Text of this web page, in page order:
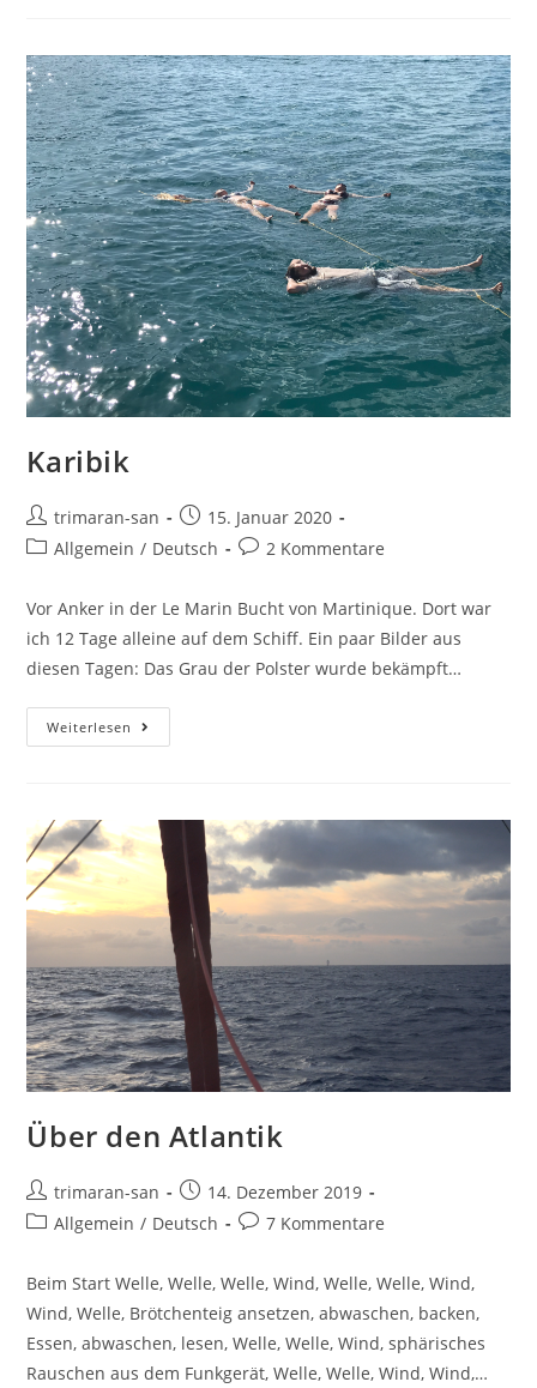
Karibik
trimaran-san
15. Januar 2020
Allgemein / Deutsch 2 Kommentare
Vor Anker in der Le Marin Bucht von Martinique. Dort war
ich 12 Tage alleine auf dem Schiff. Ein paar Bilder aus
diesen Tagen: Das Grau der Polster wurde bekämpft…
Weiterlesen
Über den Atlantik
trimaran-san
14. Dezember 2019
Allgemein / Deutsch 7 Kommentare
Beim Start Welle, Welle, Welle, Wind, Welle, Welle, Wind,
Wind, Welle, Brötchenteig ansetzen, abwaschen, backen,
Essen, abwaschen, lesen, Welle, Welle, Wind, sphärisches
Rauschen aus dem Funkgerät, Welle, Welle, Wind, Wind,…